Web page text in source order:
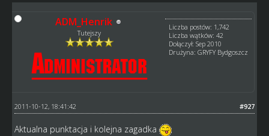
ADM_Henrik
Tutejszy
Liczba postów: 1,742
Liczba wątków: 42
Dołączył: Sep 2010
Drużyna: GRYFY Bydgoszcz
#927
2011-10-12, 18:41:42
Aktualna punktacja i kolejna zagadka